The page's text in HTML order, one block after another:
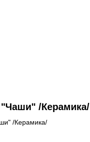
/Керамика/
/Керамика/